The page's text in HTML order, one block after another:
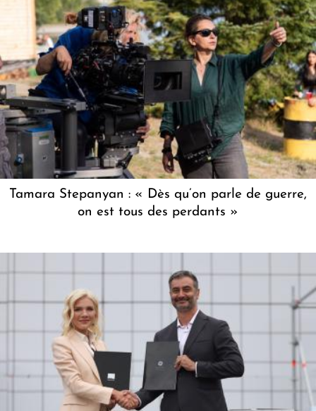
Tamara Stepanyan : « Dès qu’on parle de guerre,
on est tous des perdants »